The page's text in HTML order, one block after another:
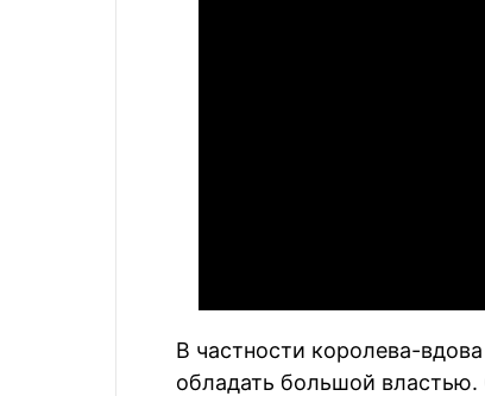
В частности королева-
обладать большой властью.